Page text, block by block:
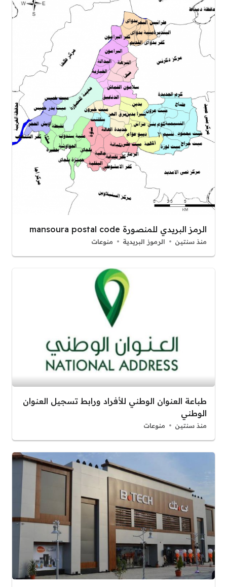
الرمز البريدي للمنصورة mansoura postal code
منذ سنتين الرموز البريدية منوعات
طباعة العنوان الوطني للأفراد ورابط تسجيل العنوان
الوطني
منذ سنتين منوعات